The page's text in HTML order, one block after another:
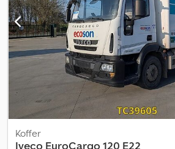
Koffer
Iveco EuroCargo 120 E22